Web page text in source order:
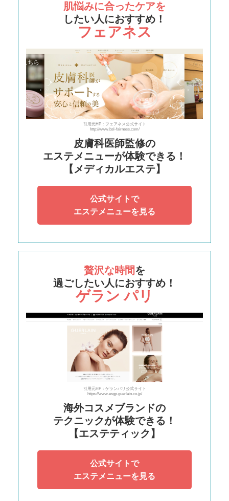
肌悩みに合ったケアを
したい人におすすめ！
フェアネス
引用元HP：フェアネス公式サイト
http://www.bsl-fairness.com/
皮膚科医師監修の
エステメニューが体験できる！
【メディカルエステ】
公式サイトで
エステメニューを見る
贅沢な時間 を
過ごしたい人におすすめ！
ゲラン パリ
引用元HP：ゲランパリ公式サイト
https://www.esgp.guerlain.co.jp/
海外コスメブランドの
テクニックが体験できる！
【エステティック】
公式サイトで
エステメニューを見る